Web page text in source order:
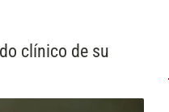
clínico de su